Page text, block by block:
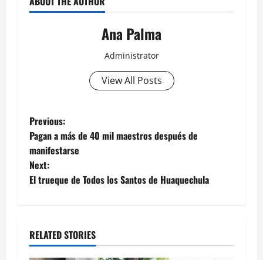
Ana Palma
Administrator
View All Posts
Post
navigation
Previous:
Pagan a más de 40 mil maestros después de
manifestarse
Next:
El trueque de Todos los Santos de Huaquechula
RELATED STORIES